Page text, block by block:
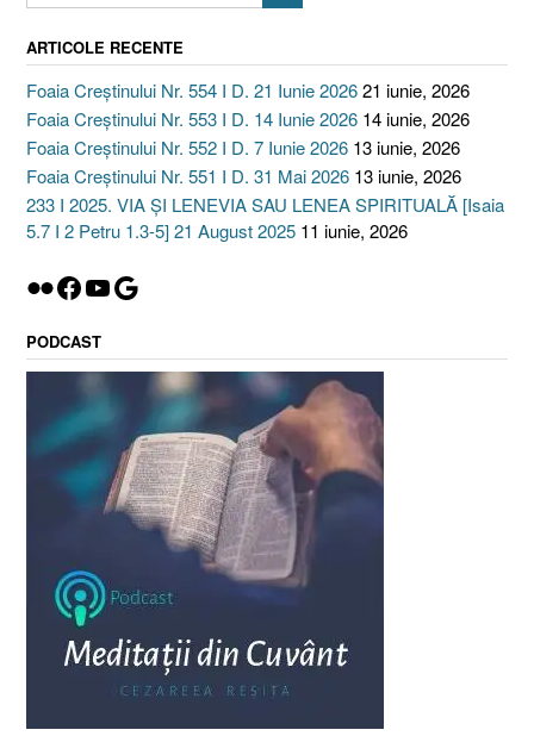
ARTICOLE RECENTE
Foaia Creștinului Nr. 554 I D. 21 Iunie 202621 iunie, 2026
Foaia Creștinului Nr. 553 I D. 14 Iunie 2026 14 iunie, 2026
Foaia Creștinului Nr. 552 I D. 7 Iunie 2026 13 iunie, 2026
Foaia Creștinului Nr. 551 I D. 31 Mai 2026 13 iunie, 2026
233 I 2025. VIA ȘI LENEVIA SAU LENEA SPIRITUALĂ [Isaia
5.7 I 2 Petru 1.3-5] 21 August 2025 11 iunie, 2026
Flickr
Facebook
YouTube
Google
PODCAST